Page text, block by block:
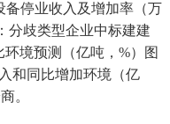
备停业收入及增加率（万
分歧类型企业中标建建
境预测（亿吨，%）图
和同比增加环境（亿
。